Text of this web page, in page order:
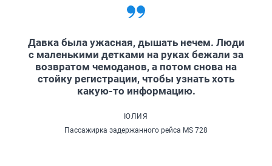
Давка была ужасная, дышать нечем. Люди
с маленькими детками на руках бежали за
возвратом чемоданов, а потом снова на
стойку регистрации, чтобы узнать хоть
какую-то информацию.
ЮЛИЯ
Пассажирка задержанного рейса MS 728